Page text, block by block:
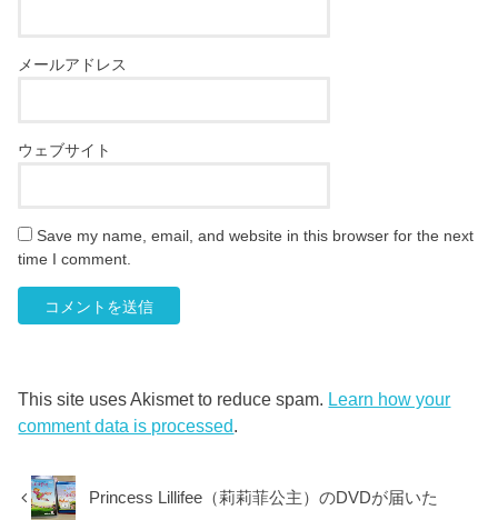
メールアドレス
ウェブサイト
Save my name, email, and website in this browser for the next
time I comment.
This site uses Akismet to reduce spam. Learn how your
comment data is processed.
Princess Lillifee（莉莉菲公主）のDVDが届いた